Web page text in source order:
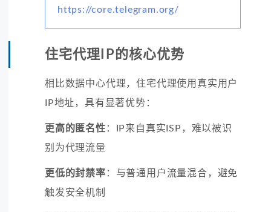
https://core.telegram.org/
住宅代理IP的核心优势
相比数据中心代理，住宅代理使用真实用户
IP地址，具有显著优势：
更高的匿名性 ：IP来自真实ISP，难以被识
别为代理流量
更低的封禁率 ：与普通用户流量混合，避免
触发安全机制